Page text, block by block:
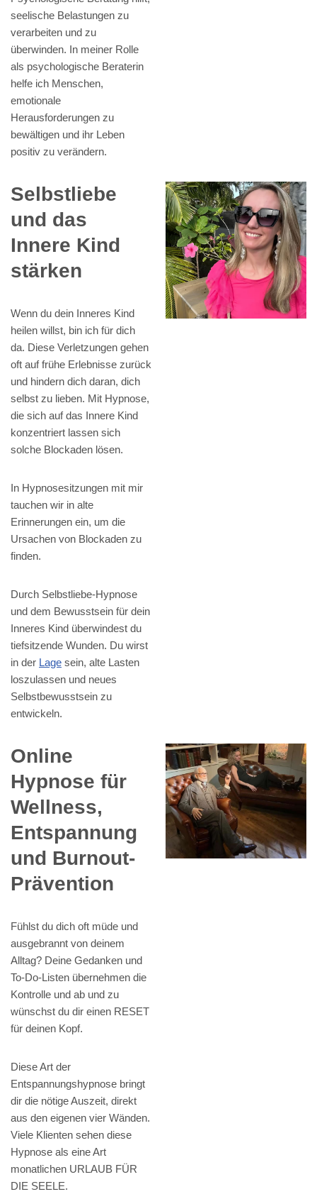
seelische Belastungen zu
verarbeiten und zu
überwinden. In meiner Rolle
als psychologische Beraterin
helfe ich Menschen,
emotionale
Herausforderungen zu
bewältigen und ihr Leben
positiv zu verändern.
Selbstliebe
und das
Innere Kind
stärken
Wenn du dein Inneres Kind
heilen willst, bin ich für dich
da. Diese Verletzungen gehen
oft auf frühe Erlebnisse zurück
und hindern dich daran, dich
selbst zu lieben. Mit Hypnose,
die sich auf das Innere Kind
konzentriert lassen sich
solche Blockaden lösen.
In Hypnosesitzungen mit mir
tauchen wir in alte
Erinnerungen ein, um die
Ursachen von Blockaden zu
finden.
Durch Selbstliebe-Hypnose
und dem Bewusstsein für dein
Inneres Kind überwindest du
tiefsitzende Wunden. Du wirst
in der Lage sein, alte Lasten
loszulassen und neues
Selbstbewusstsein zu
entwickeln.
Online
Hypnose für
Wellness,
Entspannung
und Burnout-
Prävention
Fühlst du dich oft müde und
ausgebrannt von deinem
Alltag? Deine Gedanken und
To-Do-Listen übernehmen die
Kontrolle und ab und zu
wünschst du dir einen RESET
für deinen Kopf.
Diese Art der
Entspannungshypnose bringt
dir die nötige Auszeit, direkt
aus den eigenen vier Wänden.
Viele Klienten sehen diese
Hypnose als eine Art
monatlichen URLAUB FÜR
DIE SEELE.